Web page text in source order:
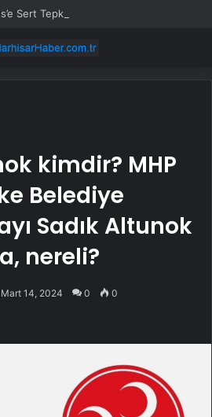
Sert Tepki: ‘Kabul Edilemez’
kimdir? MHP
Belediye
Sadık Altunok
nereli?
Mart 14, 2024 0 0